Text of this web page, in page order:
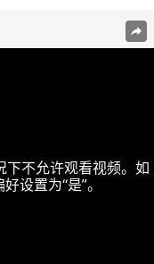
不允许观看视频。如
设置为“是”。